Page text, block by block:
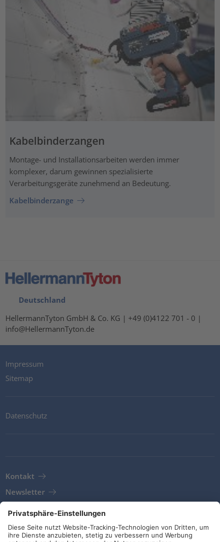
Kabelbinderzangen
Montage- und Installationsarbeiten werden immer
komplexer, darum gewinnen spezialisierte
Verarbeitungsgeräte zunehmend an Bedeutung.
Kabelbinderzange
Deutschland
HellermannTyton GmbH & Co. KG | +49 (0)4122 701 - 0 |
info@HellermannTyton.de
Impressum
Sitemap
Datenschutz
Kontakt
Newsletter
AGB